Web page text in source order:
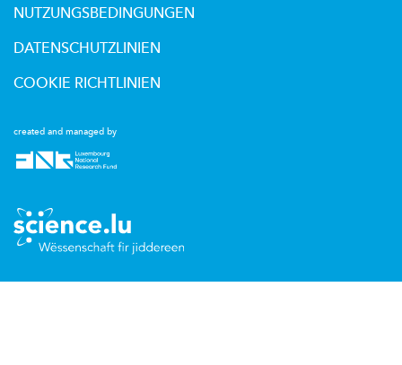
created and managed by
NUTZUNGSBEDINGUNGEN
DATENSCHUTZLINIEN
COOKIE RICHTLINIEN